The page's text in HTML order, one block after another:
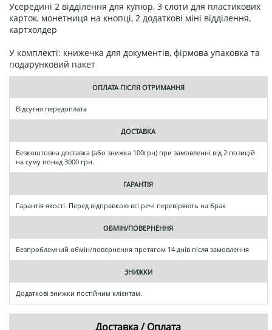
Усередині 2 відділення для купюр, 3 слоти для пластикових
карток, монетниця на кнопці, 2 додаткові міні відділення,
картхолдер
У комплекті: книжечка для документів, фірмова упаковка та
подарунковий пакет
ОПЛАТА ПІСЛЯ ОТРИМАННЯ
Відсутня передоплата
ДОСТАВКА
Безкоштовна доставка (або знижка 100грн) при замовленні від 2 позицій
на суму понад 3000 грн.
ГАРАНТІЯ
Гарантія якості. Перед відправкою всі речі перевіряють на брак
ОБМІН/ПОВЕРНЕННЯ
Безпроблемний обмін/повернення протягом 14 днів після замовлення
ЗНИЖКИ
Додаткові знижки постійним клієнтам.
Доставка / Оплата